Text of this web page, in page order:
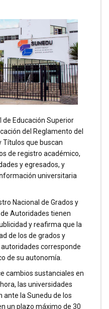
de Educación Superior
del Reglamento del
Títulos que buscan
de registro académico,
y egresados, y
universitaria
Nacional de Grados y
Autoridades tienen
y reafirma que la
de los de grados y
corresponde
de su autonomía.
cambios sustanciales en
las universidades
ante la Sunedu de los
un plazo máximo de 30